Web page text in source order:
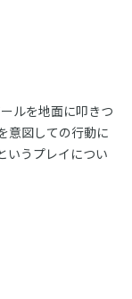
ルを地面に叩きつ
意図しての行動に
いうプレイについ